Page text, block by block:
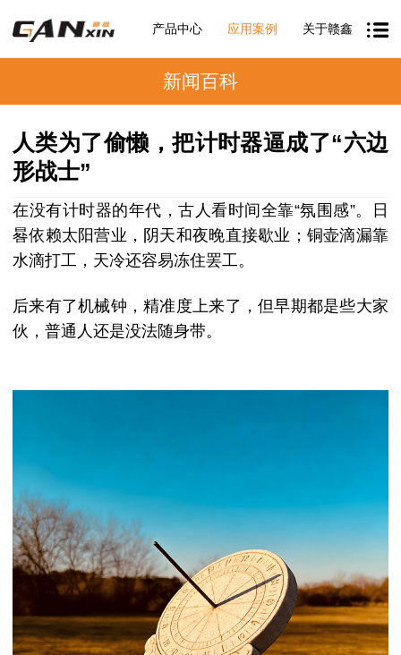
产品中心 应用案例 关于赣鑫
新闻百科
人类为了偷懒，把计时器逼成了“六边
形战士”
在没有计时器的年代，古人看时间全靠“氛围感”。
日
晷依赖太阳营业，阴天和夜晚直接歇业；铜壶滴漏靠
水滴打工，天冷还容易冻住罢工。
后来有了机械钟，精准度上来了，但早期都是些大家
伙，普通人还是没法随身带。